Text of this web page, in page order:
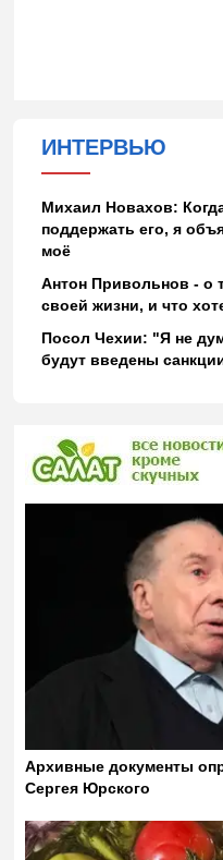
ИНТЕРВЬЮ
Михаил Новахов:
поддержать его, я
моё
Антон Привольнов - о
своей жизни, и что
Посол Чехии: "Я не
будут введены